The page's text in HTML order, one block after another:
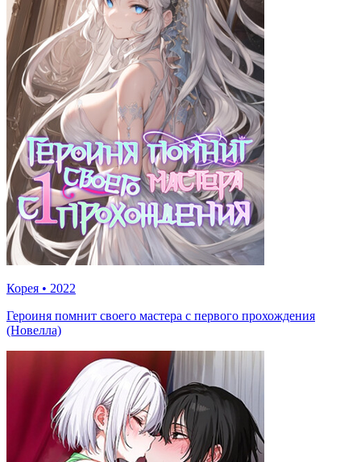
Корея • 2022
Героиня помнит своего мастера с первого прохождения
(Новелла)